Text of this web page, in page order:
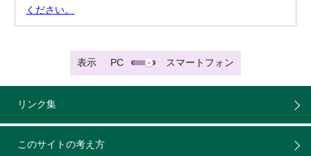
ください。
表示 PC スマートフォン
リンク集
このサイトの考え方